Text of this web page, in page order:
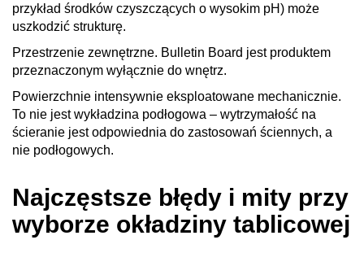
przykład środków czyszczących o wysokim pH) może
uszkodzić strukturę.
Przestrzenie zewnętrzne. Bulletin Board jest produktem
przeznaczonym wyłącznie do wnętrz.
Powierzchnie intensywnie eksploatowane mechanicznie.
To nie jest wykładzina podłogowa – wytrzymałość na
ścieranie jest odpowiednia do zastosowań ściennych, a
nie podłogowych.
Najczęstsze błędy i mity przy
wyborze okładziny tablicowej